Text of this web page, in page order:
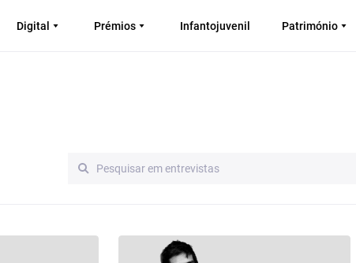
Digital Prémios Infantojuvenil Património